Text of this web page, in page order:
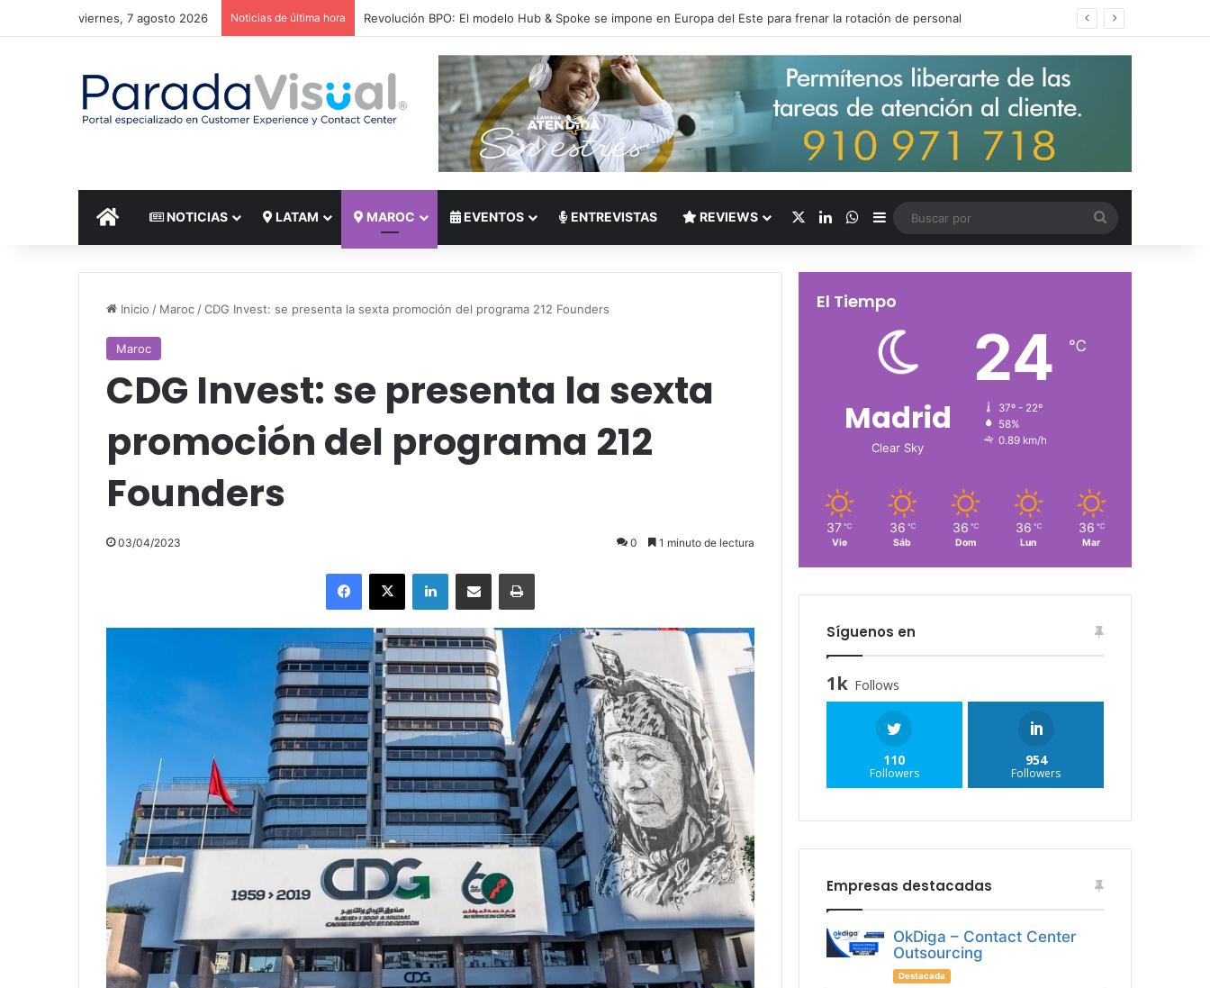
viernes, 7 agosto 2026 Noticias de última hora El reto del Nearshoring: Crisis de talento bilingüe en Centroamérica dispara los salarios de entrada un 15%
INICIO NOTICIAS LATAM MAROC EVENTOS ENTREVISTAS REVIEWS LinkedInWhatsApp
Barra lateral
por
Inicio / Maroc/CDG Invest: se presenta la sexta promoción del programa 212 Founders
Maroc
CDG Invest: se presenta la sexta
promoción del programa 212
Founders
03/04/2023 0 1 minuto de lectura
Facebook
X LinkedInCompartir por correo electrónicoImprimir
El Tiempo
Madrid
Clear Sky
24 ℃
37º - 22º
58%
0.89 km/h
37 ℃
Vie
36 ℃
Sáb
36 ℃
Dom
36 ℃
Lun
36 ℃
Mar
Síguenos en
1k Follows
110
Followers
954
Followers
Empresas destacadas
OkDiga – Contact Center
Outsourcing
Destacada